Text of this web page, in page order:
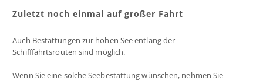
Zuletzt noch einmal auf großer Fahrt
Auch Bestattungen zur hohen See entlang der
Schifffahrtsrouten sind möglich.
Wenn Sie eine solche Seebestattung wünschen, nehmen Sie